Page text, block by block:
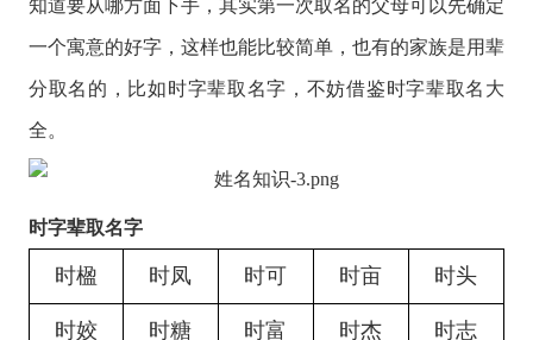
知道要从哪方面下手，其实第一次取名的父母可以先确定
一个寓意的好字，这样也能比较简单，也有的家族是用辈
分取名的，比如时字辈取名字，不妨借鉴时字辈取名大
全。
时字辈取名字
时楹 时凤 时可 时亩 时头
时姣 时糖 时富 时杰 时志